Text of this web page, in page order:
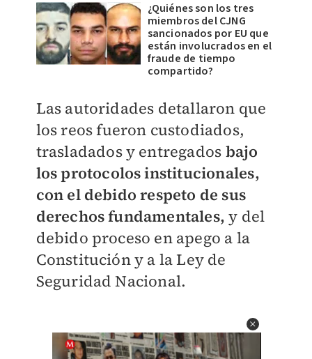
¿Quiénes son los tres
miembros del CJNG
sancionados por EU que
están involucrados en el
fraude de tiempo
compartido?
Las autoridades detallaron que
los reos fueron custodiados,
trasladados y entregados bajo
los protocolos institucionales,
con el debido respeto de sus
derechos fundamentales, y del
debido proceso en apego a la
Constitución y a la Ley de
Seguridad Nacional.